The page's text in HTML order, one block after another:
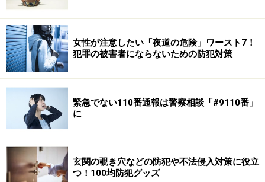
たくさんあります。その中でも、自分と似たような年
齢、職業、住居のタイプ、住んでいる地域など、類似点
の多い事件に関して敏感になりましょう。似た条件の人
に起きたことは、自分にも起こりうると考えて情報を得
ることです。
また、最寄り駅から自宅までの帰宅経路の中にある「ひ
ったくり多発」「痴漢多し」「空き巣狙いに気をつけま
立看板は、実際に事件が多発しているからであって、無
用のものではありません。見慣れた景色として見過ごさ
女性が注意したい「夜道の危険」ワースト7！
犯罪の被害者にならないための防犯対策
緊急でない110番通報は警察相談「#9110番」
に
玄関の覗き穴などの防犯や不法侵入対策に役立
つ！100均防犯グッズ